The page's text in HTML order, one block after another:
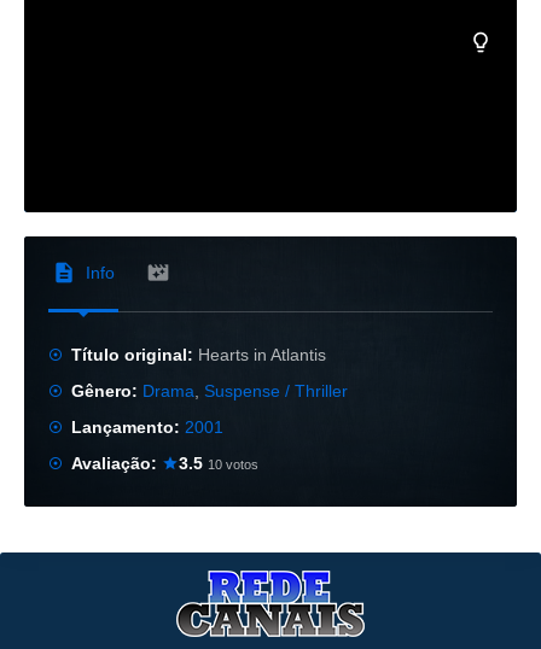
Info
Título original: Hearts in Atlantis
Gênero: Drama
Suspense / Thriller
Lançamento: 2001
Avaliação:
3.5 10 votos